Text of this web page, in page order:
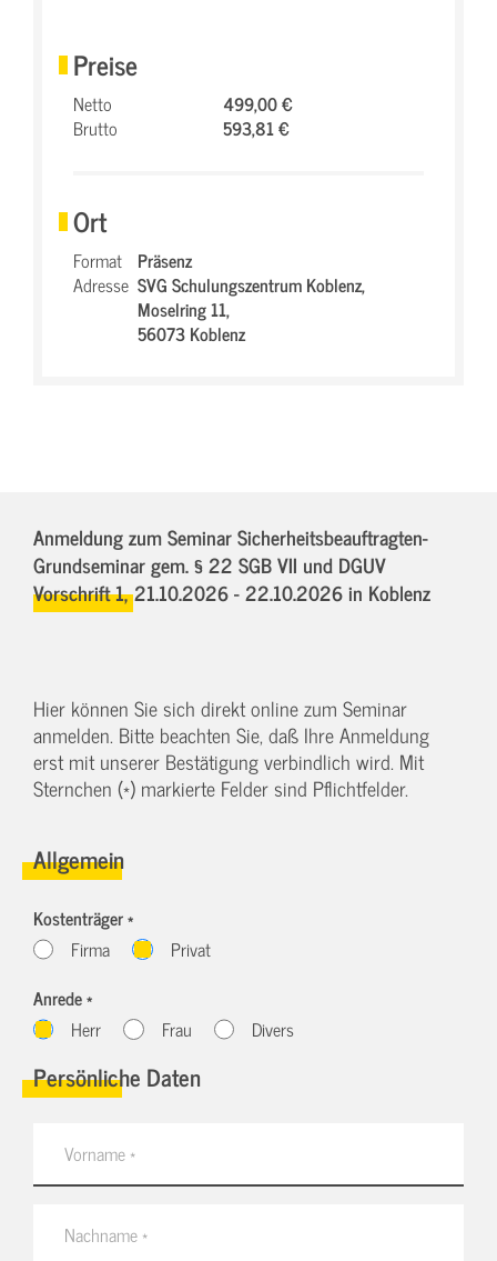
Preise
Netto
499,00 €
Brutto
593,81 €
Ort
Format Präsenz
Adresse SVG Schulungszentrum Koblenz,
Moselring 11,
56073 Koblenz
Anmeldung zum Seminar Sicherheitsbeauftragten-
Grundseminar gem. § 22 SGB VII und DGUV
Vorschrift 1,21.10.2026 - 22.10.2026in Koblenz
Hier können Sie sich direkt online zum Seminar
anmelden. Bitte beachten Sie, daß Ihre Anmeldung
erst mit unserer Bestätigung verbindlich wird. Mit
Sternchen (*) markierte Felder sind Pflichtfelder.
Allgemein
Kostenträger *
Firma
Privat
Anrede *
Herr
Frau Divers
Persönliche Daten